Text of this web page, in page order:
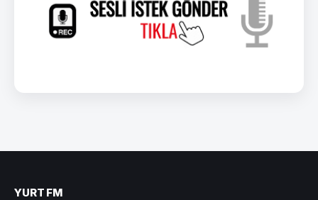
YURT FM